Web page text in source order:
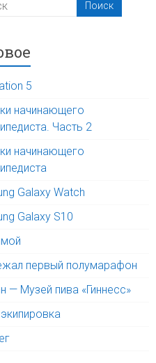
5
начинающего
Часть 2
начинающего
Galaxy Watch
Galaxy S10
первый полумарафон
— Музей пива «Гиннесс»